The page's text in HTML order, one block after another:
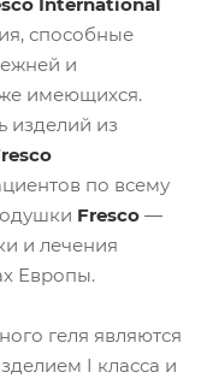
способные
и
имеющихся.
изделий из
по всему
Fresco ―
и лечения
Европы.
геля являются
I класса и